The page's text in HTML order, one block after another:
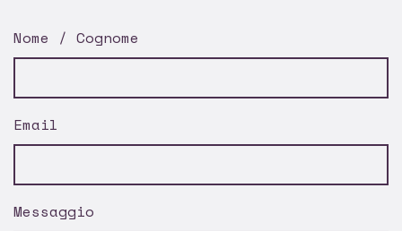
Nome / Cognome
Email
Messaggio